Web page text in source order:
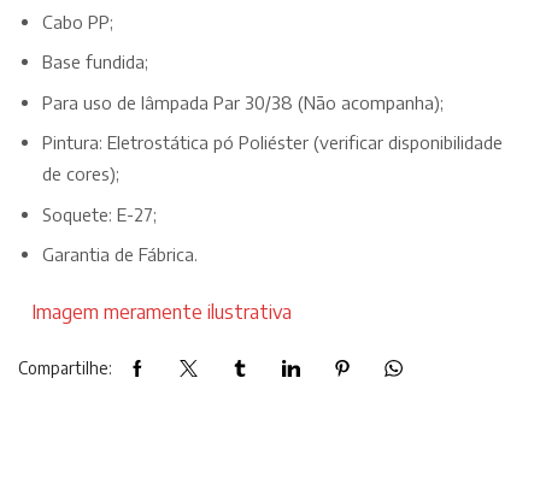
Cabo PP;
Base fundida;
Para uso de lâmpada Par 30/38 (Não acompanha);
Pintura: Eletrostática pó Poliéster (verificar disponibilidade
de cores);
Soquete: E-27;
Garantia de Fábrica.
Imagem meramente ilustrativa
Compartilhe: